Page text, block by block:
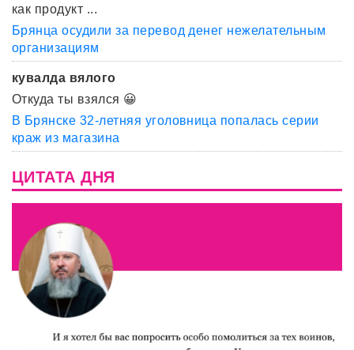
как продукт ...
Брянца осудили за перевод денег нежелательным
организациям
кувалда вялого
Откуда ты взялся 😀
В Брянске 32-летняя уголовница попалась серии
краж из магазина
ЦИТАТА ДНЯ